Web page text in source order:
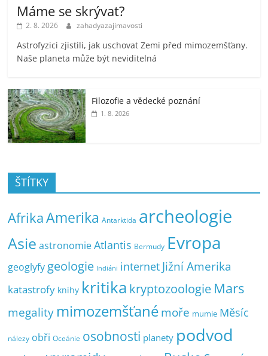
Máme se skrývat?
2. 8. 2026 zahadyazajimavosti
Astrofyzici zjistili, jak uschovat Zemi před mimozemšťany.
Naše planeta může být neviditelná
Filozofie a vědecké poznání
1. 8. 2026
ŠTÍTKY
AfrikaAmerika Antarktida archeologie
Asie astronomie Atlantis Bermudy Evropa
geoglyfy geologie Indiáni internet Jižní Amerika
katastrofy knihy kritika kryptozoologie Mars
megality mimozemšťanémoře mumie Měsíc
nálezy obři Oceánie osobnosti planety podvod